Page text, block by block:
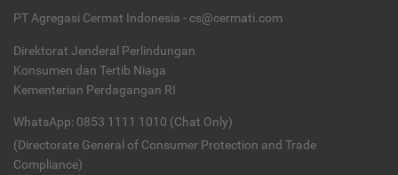
PT Agregasi Cermat Indonesia - cs@cermati.com
Direktorat Jenderal Perlindungan
Konsumen dan Tertib Niaga
Kementerian Perdagangan RI
WhatsApp: 0853 1111 1010 (Chat Only)
(Directorate General of Consumer Protection and Trade
Compliance)